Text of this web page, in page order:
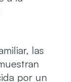
las
por un